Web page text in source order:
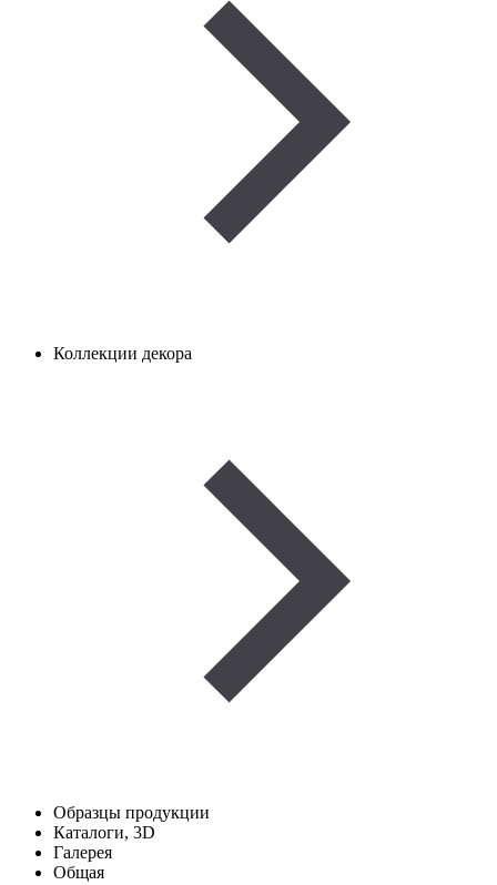
Коллекции декора
Образцы продукции
Каталоги, 3D
Галерея
Общая